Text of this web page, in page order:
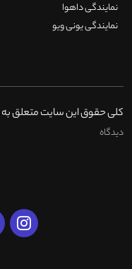
نمایندگی داهوا
نمایندگی یونی ویو
کلی حقوق این سایت متعلق به
دیدگاه